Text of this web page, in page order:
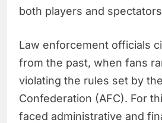
both players and
Law enforcement officials
from the past, when fans
violating the rules set by
Confederation (AFC). For
faced administrative and